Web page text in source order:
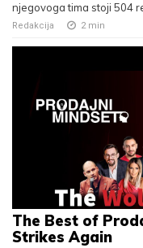
njegovoga tima stoji 504
Redakcija 2 min
The Best of
Strikes Again